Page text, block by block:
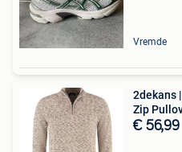
Vremde
2dekans
Zip
€ 56,99